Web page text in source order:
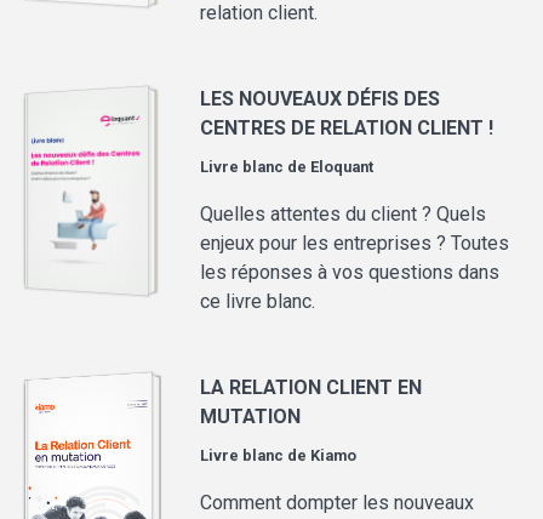
relation client.
LES NOUVEAUX DÉFIS DES
CENTRES DE RELATION CLIENT !
Livre blanc de Eloquant
Quelles attentes du client ? Quels
enjeux pour les entreprises ? Toutes
les réponses à vos questions dans
ce livre blanc.
LA RELATION CLIENT EN
MUTATION
Livre blanc de Kiamo
Comment dompter les nouveaux